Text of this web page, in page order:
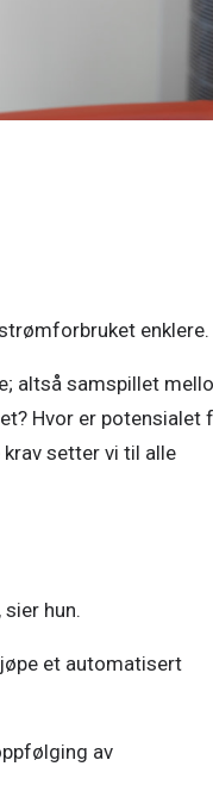
enklere.
altså samspillet
Hvor er potensialet
setter vi til alle
hun.
et automatisert
av